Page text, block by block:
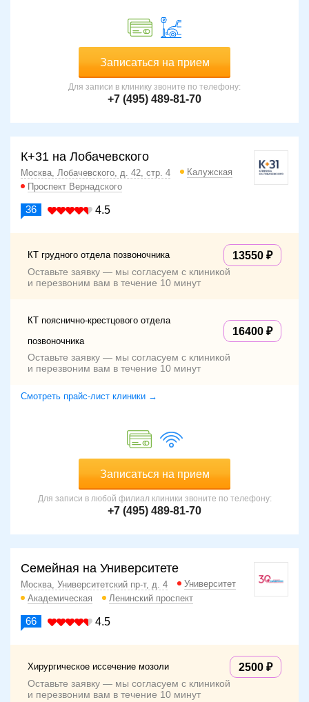
Записаться на прием
Для записи в клинику звоните по телефону:
+7 (495) 489-81-70
К+31 на Лобачевского
Москва, Лобачевского, д. 42, стр. 4
Калужская
Проспект Вернадского
36 4.5
КТ грудного отдела позвоночника 13550
Оставьте заявку — мы согласуем с клиникой
и перезвоним вам в течение 10 минут
КТ пояснично-крестцового отдела
позвоночника
16400
Оставьте заявку — мы согласуем с клиникой
и перезвоним вам в течение 10 минут
Смотреть прайс-лист клиники →
Записаться на прием
Для записи в любой филиал клиники звоните по телефону:
+7 (495) 489-81-70
Семейная на Университете
Москва, Университетский пр-т, д. 4
Университет
Академическая
Ленинский проспект
66 4.5
Хирургическое иссечение мозоли 2500
Оставьте заявку — мы согласуем с клиникой
и перезвоним вам в течение 10 минут